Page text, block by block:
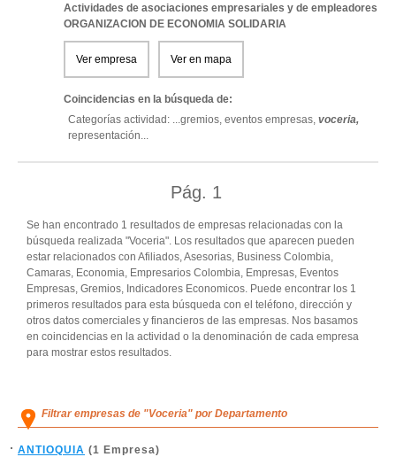
Actividades de asociaciones empresariales y de empleadores
ORGANIZACION DE ECONOMIA SOLIDARIA
Ver empresa Ver en mapa
Coincidencias en la búsqueda de:
Categorías actividad: ...gremios, eventos empresas, voceria,
representación...
Pág. 1
Se han encontrado 1 resultados de empresas relacionadas con la
búsqueda realizada "Voceria". Los resultados que aparecen pueden
estar relacionados con Afiliados, Asesorias, Business Colombia,
Camaras, Economia, Empresarios Colombia, Empresas, Eventos
Empresas, Gremios, Indicadores Economicos. Puede encontrar los 1
primeros resultados para esta búsqueda con el teléfono, dirección y
otros datos comerciales y financieros de las empresas. Nos basamos
en coincidencias en la actividad o la denominación de cada empresa
para mostrar estos resultados.
Filtrar empresas de "Voceria" por Departamento
ANTIOQUIA (1 Empresa)